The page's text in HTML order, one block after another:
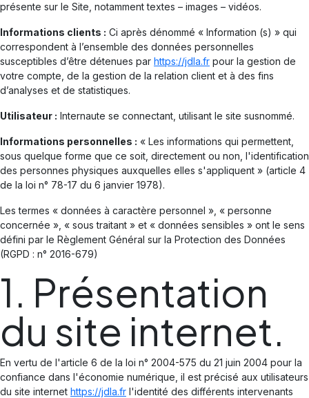
présente sur le Site, notamment textes – images – vidéos.
Informations clients : Ci après dénommé « Information (s) » qui
correspondent à l’ensemble des données personnelles
susceptibles d’être détenues par https://jdla.fr pour la gestion de
votre compte, de la gestion de la relation client et à des fins
d’analyses et de statistiques.
Utilisateur : Internaute se connectant, utilisant le site susnommé.
Informations personnelles : « Les informations qui permettent,
sous quelque forme que ce soit, directement ou non, l'identification
des personnes physiques auxquelles elles s'appliquent » (article 4
de la loi n° 78-17 du 6 janvier 1978).
Les termes « données à caractère personnel », « personne
concernée », « sous traitant » et « données sensibles » ont le sens
défini par le Règlement Général sur la Protection des Données
(RGPD : n° 2016-679)
1. Présentation
du site internet.
En vertu de l'article 6 de la loi n° 2004-575 du 21 juin 2004 pour la
confiance dans l'économie numérique, il est précisé aux utilisateurs
du site internet https://jdla.fr l'identité des différents intervenants